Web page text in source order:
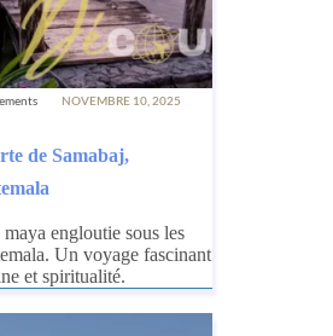
NOVEMBRE 10, 2025
de Samabaj,
engloutie sous les
Un voyage fascinant
et spiritualité.